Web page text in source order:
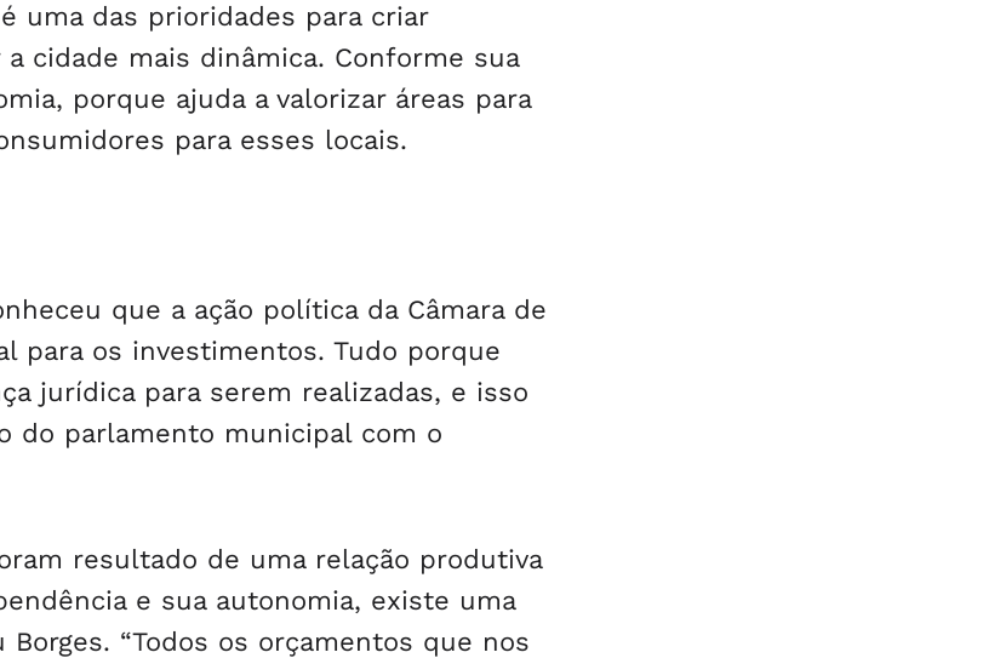
uma das prioridades para criar
cidade mais dinâmica. Conforme sua
porque ajuda a valorizar áreas para
para esses locais.
que a ação política da Câmara de
para os investimentos. Tudo porque
jurídica para serem realizadas, e isso
do parlamento municipal com o
resultado de uma relação produtiva
e sua autonomia, existe uma
“Todos os orçamentos que nos